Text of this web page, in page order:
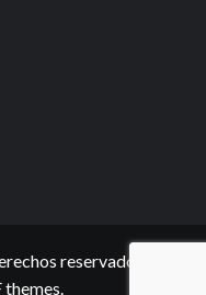
reservados.